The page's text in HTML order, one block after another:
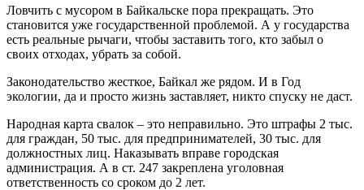
Ловчить с мусором в Байкальске пора прекращать. Это
становится уже государственной проблемой. А у государства
есть реальные рычаги, чтобы заставить того, кто забыл о
своих отходах, убрать за собой.
Законодательство жесткое, Байкал же рядом. И в Год
экологии, да и просто жизнь заставляет, никто спуску не даст.
Народная карта свалок – это неправильно. Это штрафы 2 тыс.
для граждан, 50 тыс. для предпринимателей, 30 тыс. для
должностных лиц. Наказывать вправе городская
администрация. А в ст. 247 закреплена уголовная
ответственность со сроком до 2 лет.